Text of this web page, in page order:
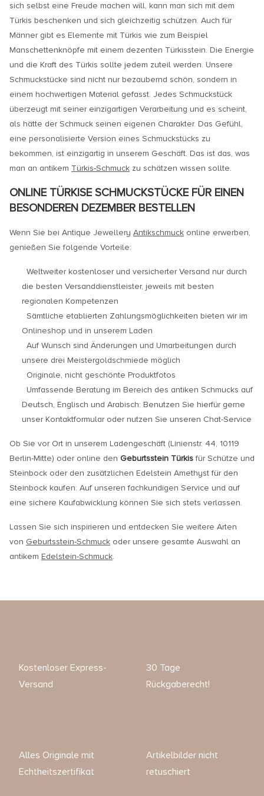
sich selbst eine Freude machen will, kann man sich mit dem
Türkis beschenken und sich gleichzeitig schützen. Auch für
Männer gibt es Elemente mit Türkis wie zum Beispiel
Manschettenknöpfe mit einem dezenten Türkisstein. Die Energie
und die Kraft des Türkis sollte jedem zuteil werden. Unsere
Schmuckstücke sind nicht nur bezaubernd schön, sondern in
einem hochwertigen Material gefasst. Jedes Schmuckstück
überzeugt mit seiner einzigartigen Verarbeitung und es scheint,
als hätte der Schmuck seinen eigenen Charakter. Das Gefühl,
eine personalisierte Version eines Schmuckstücks zu
bekommen, ist einzigartig in unserem Geschäft. Das ist das, was
man an antikem Türkis-Schmuck zu schätzen wissen sollte.
ONLINE TÜRKISE SCHMUCKSTÜCKE FÜR EINEN
BESONDEREN DEZEMBER BESTELLEN
Wenn Sie bei Antique Jewellery Antikschmuck online erwerben,
genießen Sie folgende Vorteile:
Weltweiter kostenloser und versicherter Versand nur durch
die besten Versanddienstleister, jeweils mit besten
regionalen Kompetenzen
Sämtliche etablierten Zahlungsmöglichkeiten bieten wir im
Onlineshop und in unserem Laden
Auf Wunsch sind Änderungen und Umarbeitungen durch
unsere drei Meistergoldschmiede möglich
Originale, nicht geschönte Produktfotos
Umfassende Beratung im Bereich des antiken Schmucks auf
Deutsch, Englisch und Arabisch: Benutzen Sie hierfür gerne
unser Kontaktformular oder nutzen Sie unseren Chat-Service
Ob Sie vor Ort in unserem Ladengeschäft (Linienstr. 44, 10119
Berlin-Mitte) oder online den Geburtsstein Türkisfür Schütze und
Steinbock oder den zusätzlichen Edelstein Amethyst für den
Steinbock kaufen: Auf unseren fachkundigen Service und auf
eine sichere Kaufabwicklung können Sie sich stets verlassen.
Lassen Sie sich inspirieren und entdecken Sie weitere Arten
von Geburtsstein-Schmuck oder unsere gesamte Auswahl an
antikem Edelstein-Schmuck.
Kostenloser Express-
Versand
30 Tage
Rückgaberecht!
Alles Originale mit
Echtheitszertifikat
Artikelbilder nicht
retuschiert